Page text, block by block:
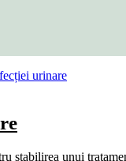
stabilirea unui